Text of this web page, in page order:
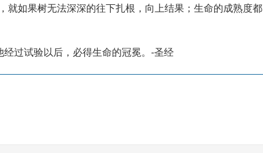
就如果树无法深深的往下扎根，向上结果；生命的成熟度都
过试验以后，必得生命的冠冕。-圣经